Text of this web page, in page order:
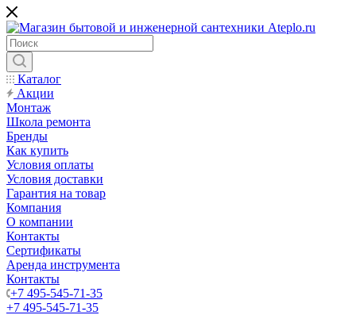
Каталог
Акции
Монтаж
Школа ремонта
Бренды
Как купить
Условия оплаты
Условия доставки
Гарантия на товар
Компания
О компании
Контакты
Сертификаты
Аренда инструмента
Контакты
+7 495-545-71-35
+7 495-545-71-35